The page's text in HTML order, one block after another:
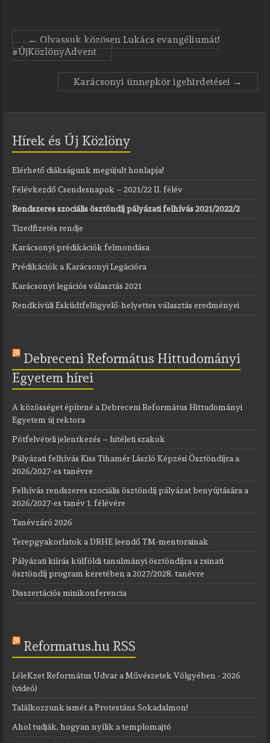
←Olvassuk közösen Lukács evangéliumát!
#ÚjKözlönyAdvent
Karácsonyi ünnepkör igehirdetései →
Hírek és Új Közlöny
Elérhető diákságunk megújult honlapja!
Félévkezdő Csendesnapok – 2021/22 II. félév
Rendszeres szociális ösztöndíj pályázati felhívás 2021/2022/2
Tizedfizetés rendje
Karácsonyi prédikációk felmondása
Prédikációk a Karácsonyi Legációra
Karácsonyi legációs választás 2021
Rendkívüli Esküdtfelügyelő-helyettes választás eredményei
Debreceni Református Hittudományi
Egyetem hírei
A közösséget építené a Debreceni Református Hittudományi
Egyetem új rektora
Pótfelvételi jelentkezés – hitéleti szakok
Pályázati felhívás Kiss Tihamér László Képzési Ösztöndíjra a
2026/2027-es tanévre
Felhívás rendszeres szociális ösztöndíj pályázat benyújtására a
2026/2027-es tanév 1. félévére
Tanévzáró 2026
Terepgyakorlatok a DRHE leendő TM-mentorainak
Pályázati kiírás külföldi tanulmányi ösztöndíjra a zsinati
ösztöndíj program keretében a 2027/2028. tanévre
Disszertációs mini­konferencia
Reformatus.hu RSS
LéleKzet Református Udvar a Művészetek Völgyében - 2026
(videó)
Találkozzunk ismét a Protestáns Sokadalmon!
Ahol tudják, hogyan nyílik a templomajtó